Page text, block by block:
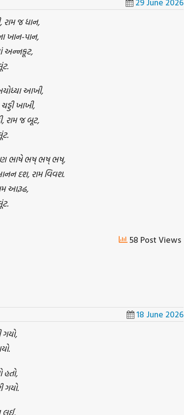
રામ જ ધાન,
ખાન-પાન,
અન્નકૂટ,
આખી,
ખાખી,
રામ જ બૂટ,
ભાષે ભષ્ ભષ્ ભષ્,
દશ, રામ વિવશ.
આરૂઢ,
58 Post Views
18 June 2026
ગયો,
ગયો.
લઈ,